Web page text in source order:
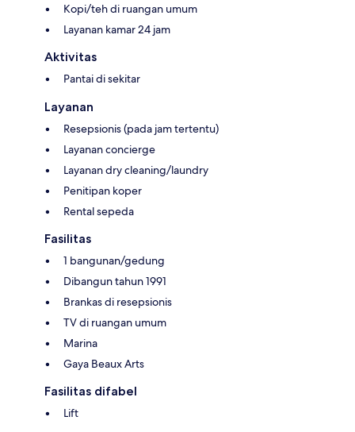
Kopi/teh di ruangan umum
Layanan kamar 24 jam
Aktivitas
Pantai di sekitar
Layanan
Resepsionis (pada jam tertentu)
Layanan concierge
Layanan dry cleaning/laundry
Penitipan koper
Rental sepeda
Fasilitas
1 bangunan/gedung
Dibangun tahun 1991
Brankas di resepsionis
TV di ruangan umum
Marina
Gaya Beaux Arts
Fasilitas difabel
Lift